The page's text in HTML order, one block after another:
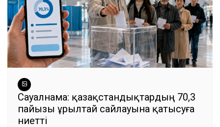
Сауалнама: қазақстандықтардың 70,3
пайызы Құрылтай сайлауына қатысуға
ниетті